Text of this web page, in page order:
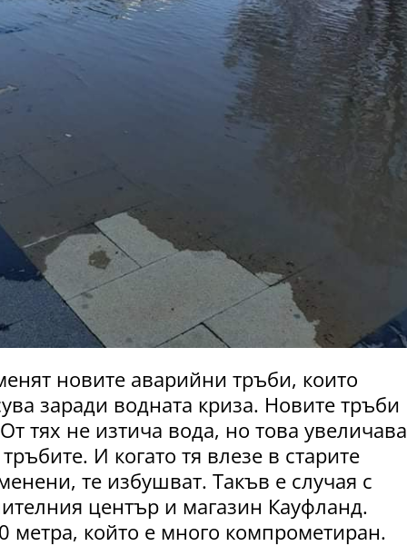
новите аварийни тръби, които
заради водната криза. Новите тръби
тях не изтича вода, но това увеличава
И когато тя влезе в старите
те избушват. Такъв е случая с
център и магазин Кауфланд.
метра, който е много компрометиран.